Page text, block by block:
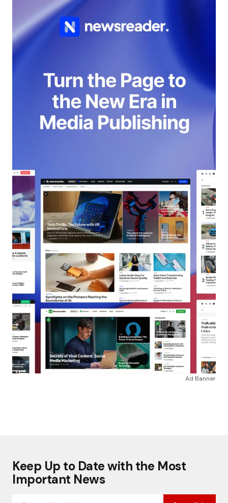
Ad Banner
Keep Up to Date with the Most
Important News